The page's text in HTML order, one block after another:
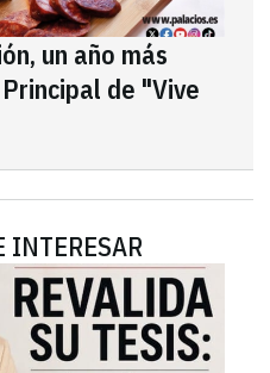
un año más
de "Vive
INTERESAR